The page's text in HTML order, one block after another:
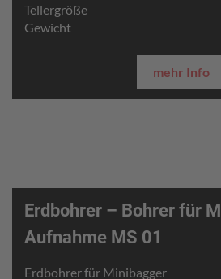
Tellergröße
Gewicht
mehr Info
Erdbohrer – Bohrer für
Aufnahme MS 01
Erdbohrer für Minibagger